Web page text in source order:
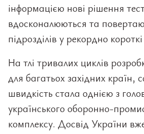
інформацією нові рішення
вдосконалюються та
підрозділів у рекордно
На тлі тривалих циклів
для багатьох західних країн,
швидкість стала однією з
українського оборонно-
комплексу. Досвід України